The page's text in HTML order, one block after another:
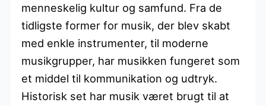
menneskelig kultur og samfund. Fra de
tidligste former for musik, der blev skabt
med enkle instrumenter, til moderne
musikgrupper, har musikken fungeret som
et middel til kommunikation og udtryk.
Historisk set har musik været brugt til at